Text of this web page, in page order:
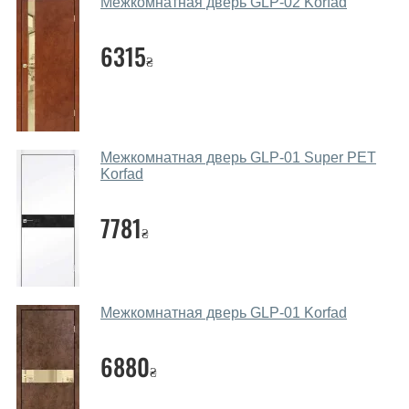
дверей.
Помогаете ли вы выбрать дверные
Да. Мы консультируем покупателей
в нашем салоне-магазине.
Какие основные особенности и
покрывается МДФ накладками толщиной 20 мм.
Благодаря такой толщине МДФ, вся конструкция
выходит очень крепкой и надежной.
Какие дверные полотна посоветуете?
6315₴
Межкомнатная дверь GLP-01 Super PET
Korfad
7781₴
Межкомнатная дверь GLP-01 Korfad
6880₴